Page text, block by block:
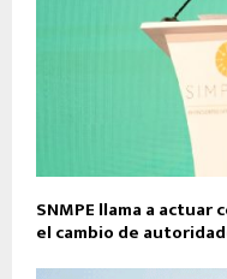
SNMPE llama a
el cambio de